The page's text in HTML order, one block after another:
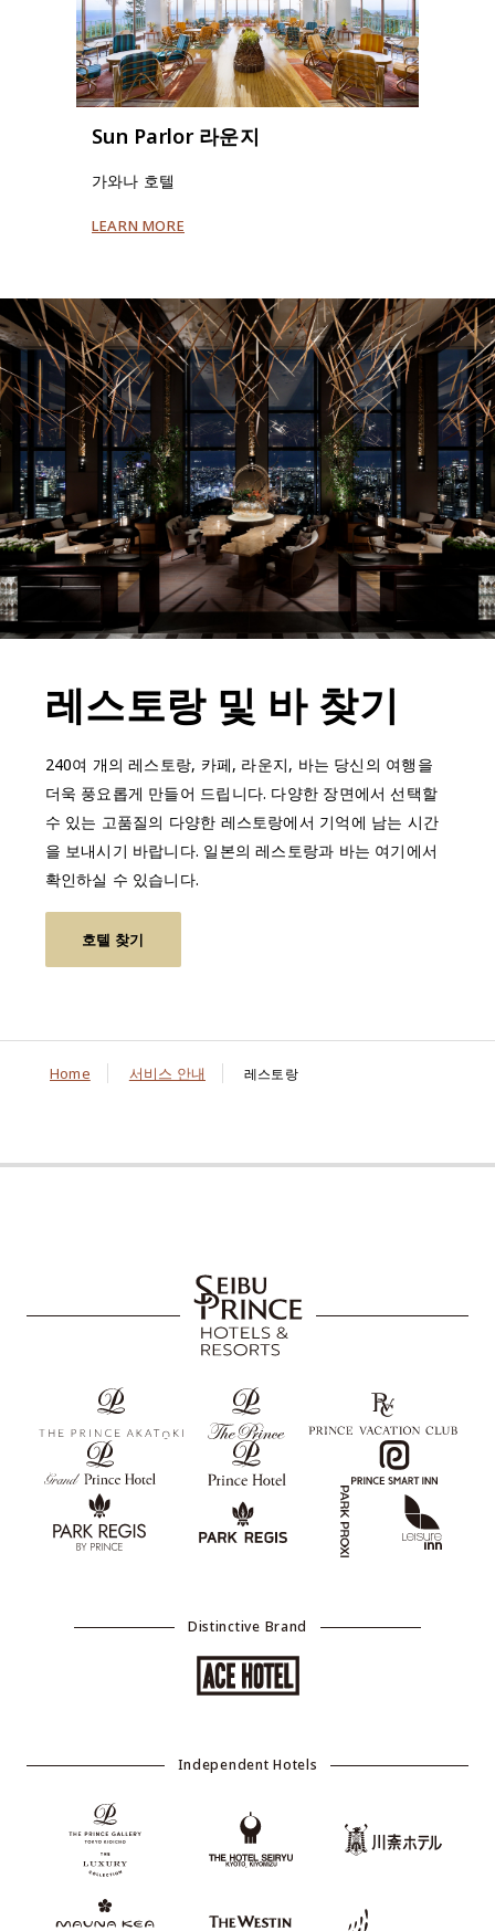
Sun Parlor 라운지
가와나 호텔
LEARN MORE
레스토랑 및 바 찾기
240여 개의 레스토랑, 카페, 라운지, 바는 당신의 여행을
더욱 풍요롭게 만들어 드립니다. 다양한 장면에서 선택할
수 있는 고품질의 다양한 레스토랑에서 기억에 남는 시간
을 보내시기 바랍니다. 일본의 레스토랑과 바는 여기에서
확인하실 수 있습니다.
호텔 찾기
Home 서비스 안내 레스토랑
Distinctive Brand
Independent Hotels